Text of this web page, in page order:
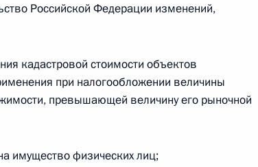
значения
целях
Федерации
Российской Федерации изменений,
кадастровой стоимости объектов
при налогообложении величины
превышающей величину его рыночной
имущество физических лиц;